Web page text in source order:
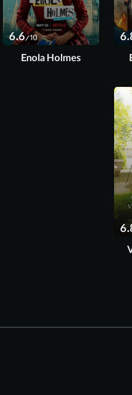
6.6/10
Enola Holmes